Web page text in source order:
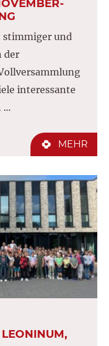
und
der
interessante
MEHR